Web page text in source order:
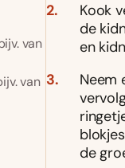
van
van
Kook
de
en
Neem
de